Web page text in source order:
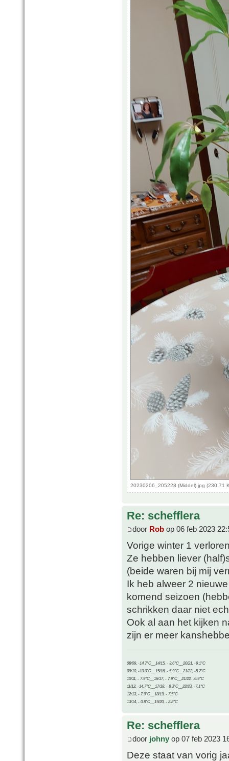
20230206_205228 (Middel).jpg (230.71
Re: schefflera
door Rob op 06 feb 2023
Vorige winter 1
Ze hebben liever
(beide waren bij mij
Ik heb alweer 2
komend seizoen
schrikken daar niet
Ook al aan het kijken
zijn er meer
08/09, -14.7°C__14/15, - 3.6°C__20/21, -9.1°C
09/10, -10.0°C__15/16, - 5.9°C__21/22, -5.2°C
10/11, - 7.9°C__16/17, - 7.9°C__21/22, -6.9°C
11/12, -14.7°C__17/18, - 8.3°C__22/23, -7.1°C
12/13, - 7.9°C__18/19, - 7.5°C
13/14, - 0.8°C__19/20, - 2.8°C
Re: schefflera
door johny op 07 feb 2023
Deze staat van vorig